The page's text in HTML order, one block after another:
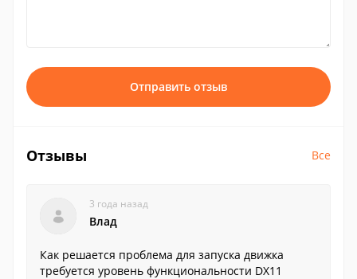
Отправить отзыв
Отзывы Все
3 года назад
Влад
Как решается проблема для запуска движка
требуется уровень функциональности DX11